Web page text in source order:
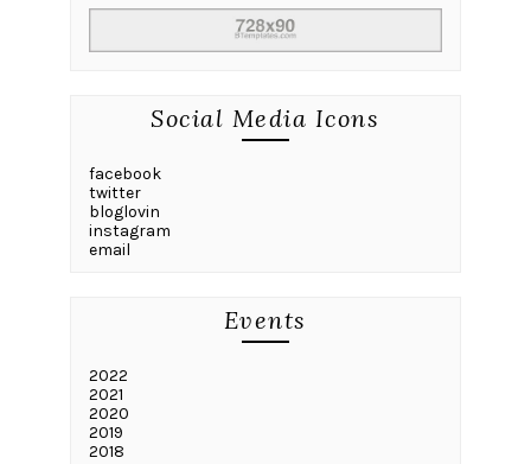
Social Media Icons
facebook
twitter
bloglovin
instagram
email
Events
2022
2021
2020
2019
2018